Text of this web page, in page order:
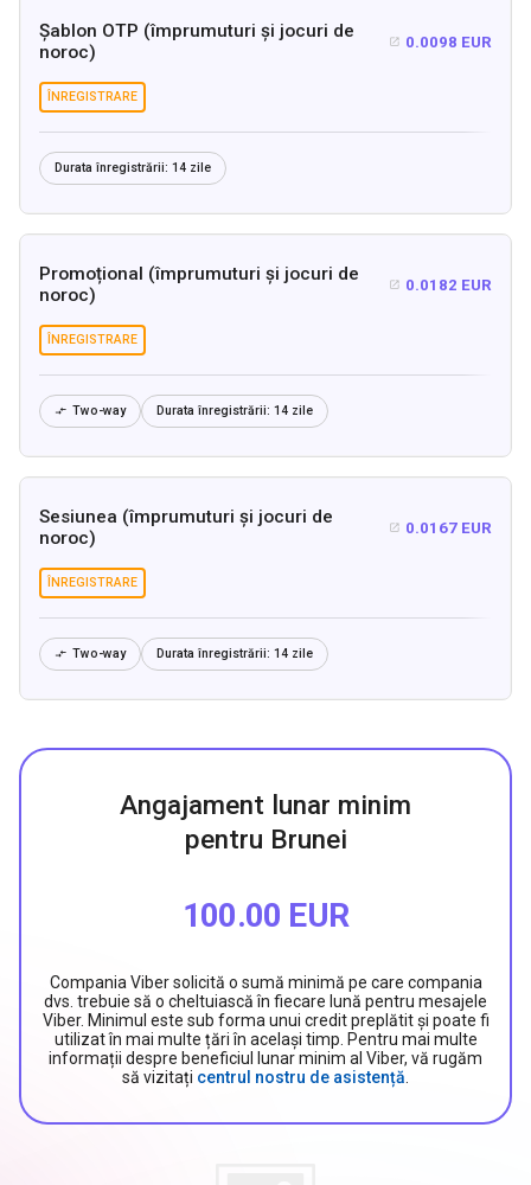
Șablon OTP (împrumuturi și jocuri de
noroc)
 0.0098 EUR
ÎNREGISTRARE
Durata înregistrării: 14 zile
Promoțional (împrumuturi și jocuri de
noroc)
 0.0182 EUR
ÎNREGISTRARE
 Two-way Durata înregistrării: 14 zile
Sesiunea (împrumuturi și jocuri de
noroc)
 0.0167 EUR
ÎNREGISTRARE
 Two-way Durata înregistrării: 14 zile
Angajament lunar minim
pentru Brunei
100.00 EUR
Compania Viber solicită o sumă minimă pe care compania
dvs. trebuie să o cheltuiască în fiecare lună pentru mesajele
Viber. Minimul este sub forma unui credit preplătit și poate fi
utilizat în mai multe țări în același timp. Pentru mai multe
informații despre beneficiul lunar minim al Viber, vă rugăm
să vizitați centrul nostru de asistență